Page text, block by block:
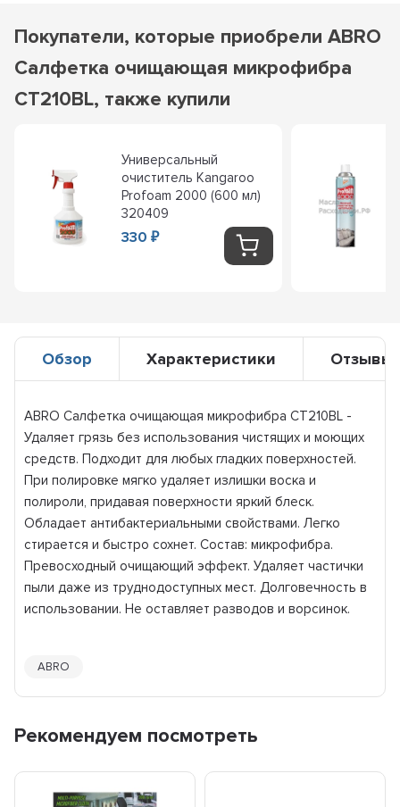
Покупатели, которые приобрели ABRO
Салфетка очищающая микрофибра
CT210BL, также купили
Универсальный
очиститель Kangaroo
Profoam 2000 (600 мл)
320409
330₽
Обзор Характеристики Отзывы
ABRO Салфетка очищающая микрофибра CT210BL -
Удаляет грязь без использования чистящих и моющих
средств. Подходит для любых гладких поверхностей.
При полировке мягко удаляет излишки воска и
полироли, придавая поверхности яркий блеск.
Обладает антибактериальными свойствами. Легко
стирается и быстро сохнет. Состав: микрофибра.
Превосходный очищающий эффект. Удаляет частички
пыли даже из труднодоступных мест. Долговечность в
использовании. Не оставляет разводов и ворсинок.
ABRO
Рекомендуем посмотреть